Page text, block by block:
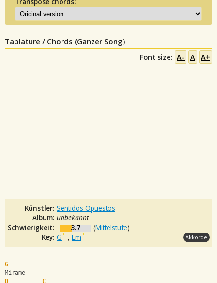
Tablature / Chords (Ganzer Song)
Font size: A- A A+
Künstler: Sentidos Opuestos
Album: unbekannt
Schwierigkeit:
3.7 (Mittelstufe)
Key: G , Em Akkorde
G
Mírame
D
C